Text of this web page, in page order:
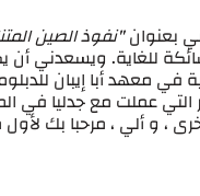
بعنوان"نفوذ الصين
للغاية. ويسعدني أن
في معهد أبا إيبان
التي عملت مع جدليا في
، و ألي ، مرحبا بك